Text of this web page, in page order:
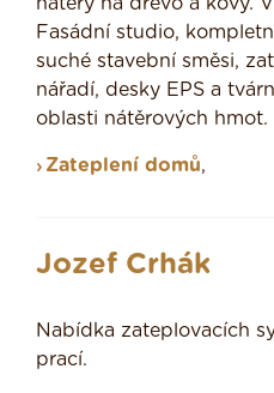
nátěry na dřevo a kovy.
Fasádní studio,
suché stavební směsi,
nářadí, desky EPS a
oblasti nátěrových hmot.
Zateplení domů,
Jozef Crhák
Nabídka zateplovacích
prací.